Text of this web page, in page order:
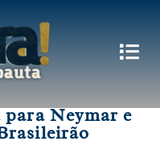
Neymar e